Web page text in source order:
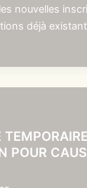
nouvelles
déjà
POUR